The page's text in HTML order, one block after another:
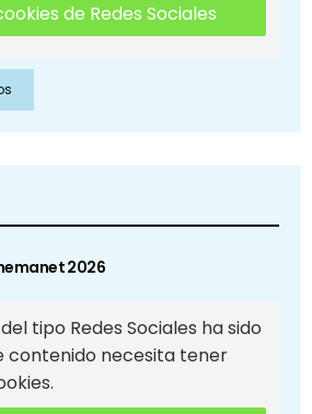
de Redes Sociales
2026
tipo Redes Sociales ha sido
contenido necesita tener